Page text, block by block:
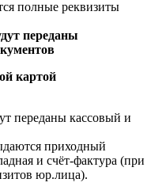
полные реквизиты
переданы
картой
переданы кассовый и
приходный
и счёт-фактура (при
юр.лица).